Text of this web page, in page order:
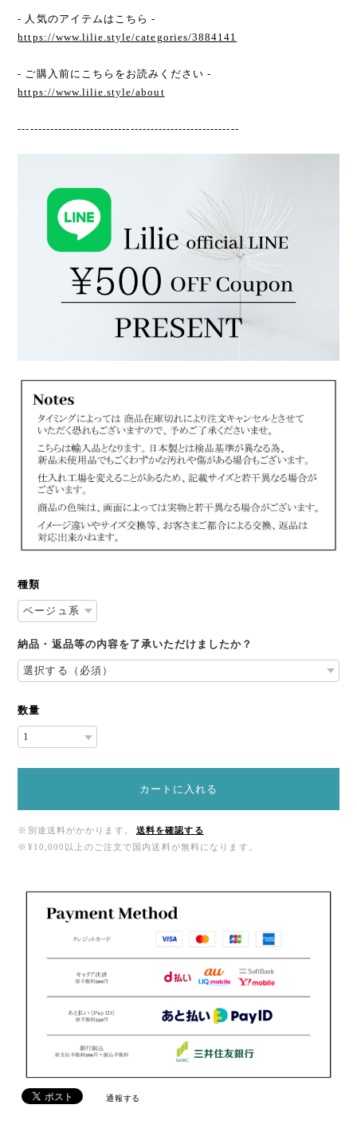
- 人気のアイテムはこちら -
https://www.lilie.style/categories/3884141
- ご購入前にこちらをお読みください -
https://www.lilie.style/about
-------------------------------------------------------
種類
納品・返品等の内容を了承いただけましたか？
数量
カートに入れる
※別途送料がかかります。
送料を確認する
※¥10,000以上のご注文で国内送料が無料になります。
通報する